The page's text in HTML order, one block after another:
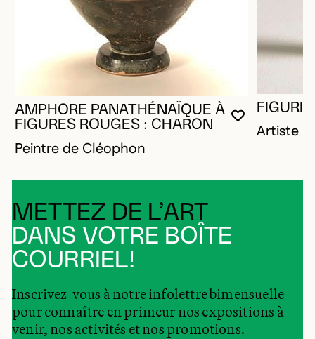
VOUS
FERMER
OUVRIR LA
AMPHORE PANATHÉNAÏQUE À
FIGURES ROUGES : CHARON
Peintre de Cléophon
Artiste
METTEZ DE L’ART
DANS VOTRE BOÎTE
COURRIEL!
Inscrivez-vous à notre infolettre bimensuelle
pour connaître en primeur nos expositions à
venir, nos activités et nos promotions.